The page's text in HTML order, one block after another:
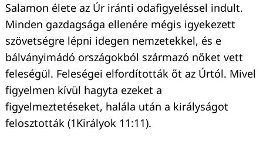
Salamon élete az Úr iránti odafigyeléssel indult.
Minden gazdagsága ellenére mégis igyekezett
szövetségre lépni idegen nemzetekkel, és e
bálványimádó országokból származó nőket vett
feleségül. Feleségei elfordították őt az Úrtól. Mivel
figyelmen kívül hagyta ezeket a
figyelmeztetéseket, halála után a királyságot
felosztották (1Királyok 11:11).